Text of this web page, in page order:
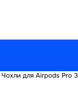
Чохли для Airpods Pro 3